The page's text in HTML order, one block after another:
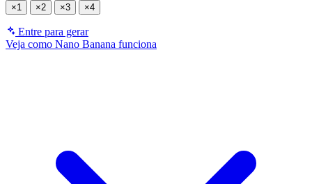
×1 ×2 ×3 ×4
Entre para gerar
Veja como Nano Banana funciona